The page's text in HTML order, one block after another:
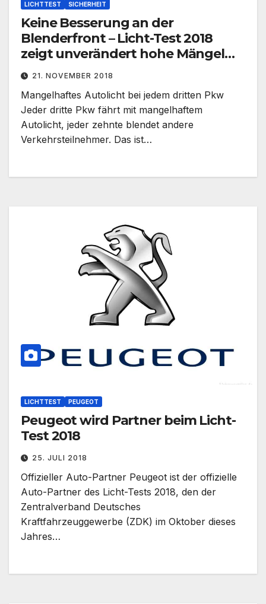
LICHTTEST SICHERHEIT
Keine Besserung an der
Blenderfront – Licht-Test 2018
zeigt unverändert hohe Mängel
bei Pkw
21. NOVEMBER 2018
Mangelhaftes Autolicht bei jedem dritten Pkw
Jeder dritte Pkw fährt mit mangelhaftem
Autolicht, jeder zehnte blendet andere
Verkehrsteilnehmer. Das ist…
LICHTTEST PEUGEOT
Peugeot wird Partner beim Licht-
Test 2018
25. JULI 2018
Offizieller Auto-Partner Peugeot ist der offizielle
Auto-Partner des Licht-Tests 2018, den der
Zentralverband Deutsches
Kraftfahrzeuggewerbe (ZDK) im Oktober dieses
Jahres…